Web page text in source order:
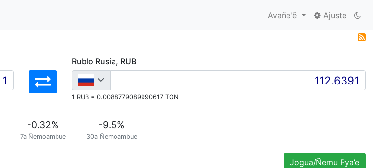
Avañe'ẽ Ajuste
Rublo Rusia, RUB
1 RUB = 0.0088779089990617 TON
-0.32%
7a Ñemoambue
-9.5%
30a Ñemoambue
Jogua/Ñemu Pya’e